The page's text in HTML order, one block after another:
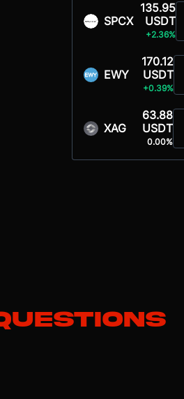
SPCX
135.95
USDT
+2.36%
EWY
170.12
USDT
+0.39%
XAG
63.88
USDT
0.00%